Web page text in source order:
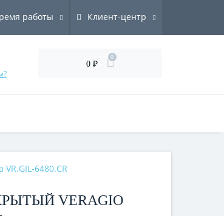
работы Клиент-центр
0 ₽
0
6480.CR
VERAGIO